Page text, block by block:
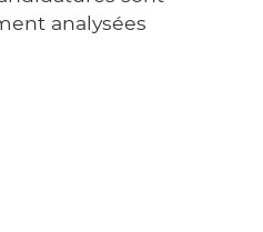
analysées